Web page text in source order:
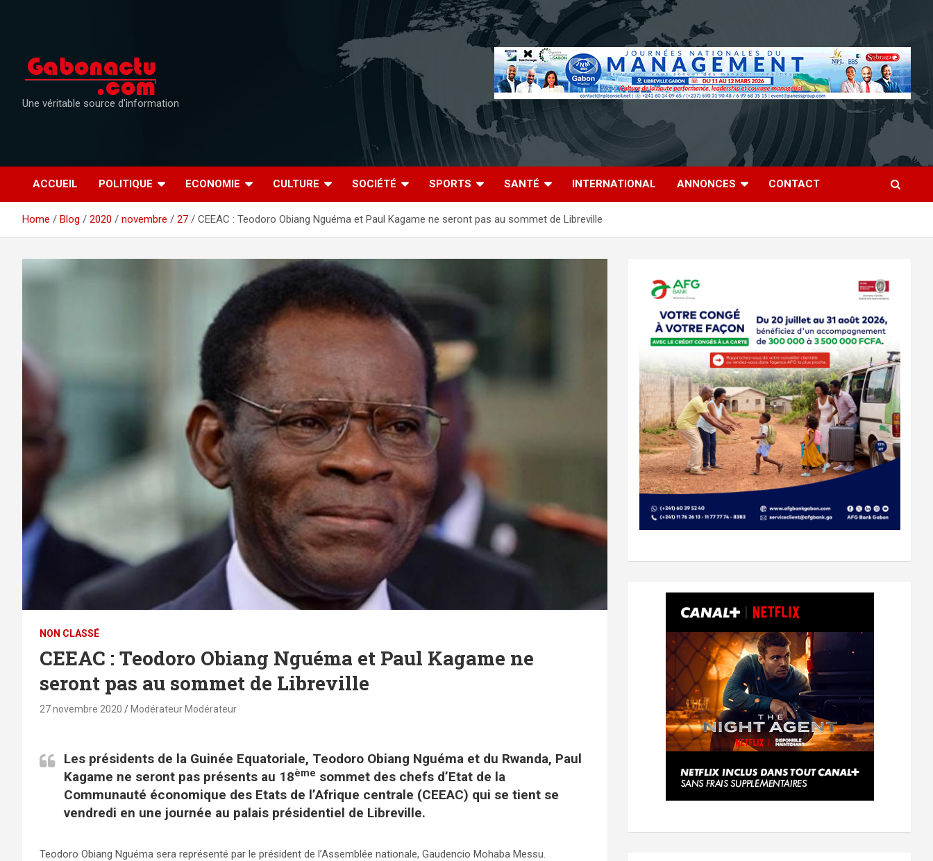
Une véritable source d'information
ACCUEIL POLITIQUE ECONOMIE CULTURE SOCIÉTÉ SPORTS SANTÉ INTERNATIONAL ANNONCES CONTACT
Home Blog 2020 novembre 27 CEEAC : Teodoro Obiang Nguéma et Paul Kagame ne seront pas au sommet de Libreville
NON CLASSÉ
CEEAC : Teodoro Obiang Nguéma et Paul Kagame ne
seront pas au sommet de Libreville
27 novembre 2020 Modérateur Modérateur
Les présidents de la Guinée Equatoriale, Teodoro Obiang Nguéma et du Rwanda, Paul
Kagame ne seront pas présents au 18ème sommet des chefs d’Etat de la
Communauté économique des Etats de l’Afrique centrale (CEEAC) qui se tient se
vendredi en une journée au palais présidentiel de Libreville.
Teodoro Obiang Nguéma sera représenté par le président de l’Assemblée nationale, Gaudencio Mohaba Messu.